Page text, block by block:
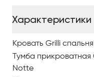
Характеристики
Кровать Grilli
Тумба
Notte